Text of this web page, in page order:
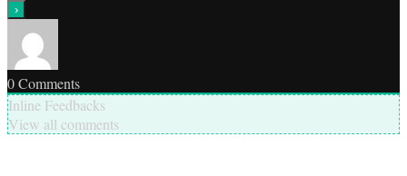
0Comments
Inline Feedbacks
View all comments